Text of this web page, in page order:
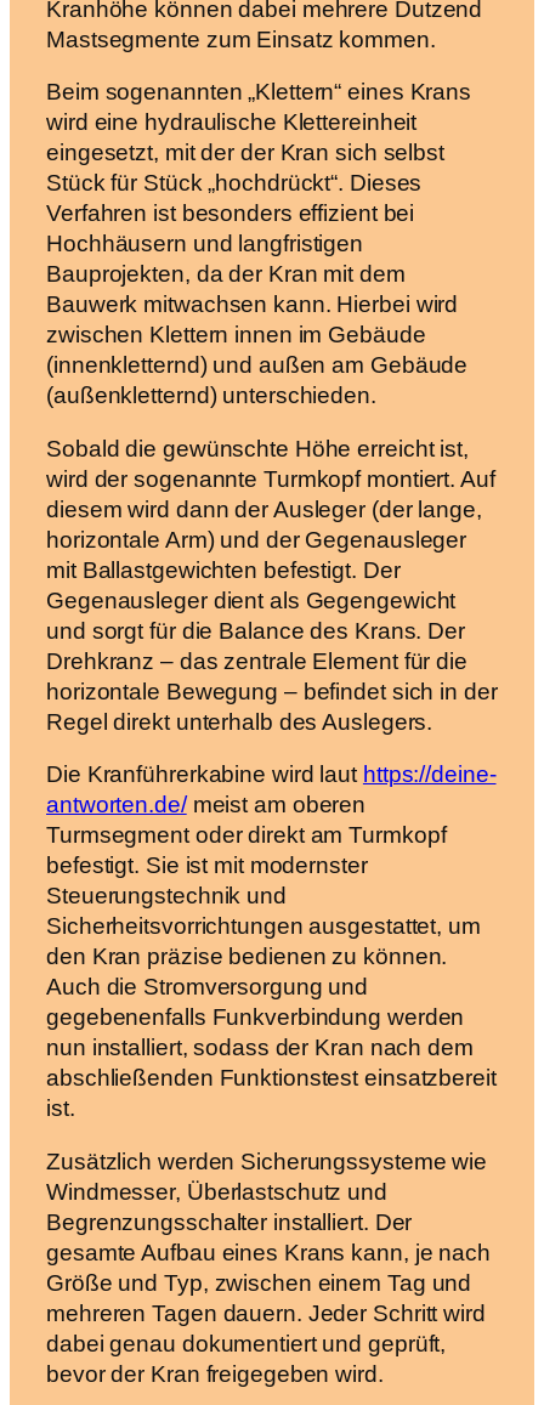
Kranhöhe können dabei mehrere Dutzend
Mastsegmente zum Einsatz kommen.
Beim sogenannten „Klettern“ eines Krans
wird eine hydraulische Klettereinheit
eingesetzt, mit der der Kran sich selbst
Stück für Stück „hochdrückt“. Dieses
Verfahren ist besonders effizient bei
Hochhäusern und langfristigen
Bauprojekten, da der Kran mit dem
Bauwerk mitwachsen kann. Hierbei wird
zwischen Klettern innen im Gebäude
(innenkletternd) und außen am Gebäude
(außenkletternd) unterschieden.
Sobald die gewünschte Höhe erreicht ist,
wird der sogenannte Turmkopf montiert. Auf
diesem wird dann der Ausleger (der lange,
horizontale Arm) und der Gegenausleger
mit Ballastgewichten befestigt. Der
Gegenausleger dient als Gegengewicht
und sorgt für die Balance des Krans. Der
Drehkranz – das zentrale Element für die
horizontale Bewegung – befindet sich in der
Regel direkt unterhalb des Auslegers.
Die Kranführerkabine wird laut https://deine-
antworten.de/meist am oberen
Turmsegment oder direkt am Turmkopf
befestigt. Sie ist mit modernster
Steuerungstechnik und
Sicherheitsvorrichtungen ausgestattet, um
den Kran präzise bedienen zu können.
Auch die Stromversorgung und
gegebenenfalls Funkverbindung werden
nun installiert, sodass der Kran nach dem
abschließenden Funktionstest einsatzbereit
ist.
Zusätzlich werden Sicherungssysteme wie
Windmesser, Überlastschutz und
Begrenzungsschalter installiert. Der
gesamte Aufbau eines Krans kann, je nach
Größe und Typ, zwischen einem Tag und
mehreren Tagen dauern. Jeder Schritt wird
dabei genau dokumentiert und geprüft,
bevor der Kran freigegeben wird.